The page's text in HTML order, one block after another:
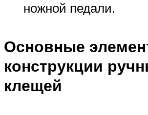
ножной педали.
Основные
конструкции
клещей